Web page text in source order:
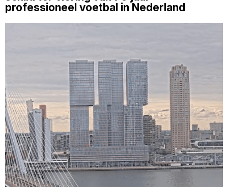
professioneel voetbal in Nederland